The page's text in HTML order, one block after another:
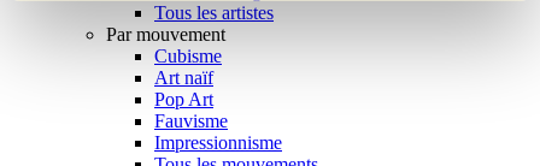
Tous les artistes
Par mouvement
Cubisme
Art naïf
Pop Art
Fauvisme
Impressionnisme